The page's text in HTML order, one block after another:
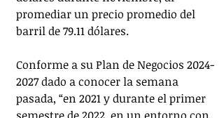
promediar un precio promedio del
barril de 79.11 dólares.
Conforme a su Plan de Negocios 2024-
2027 dado a conocer la semana
pasada, “en 2021 y durante el primer